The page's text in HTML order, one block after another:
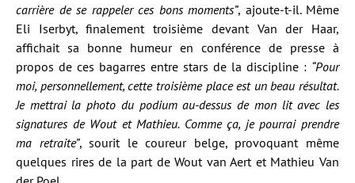
carrière de se rappeler ces bons moments”, ajoute-t-il. Même
Eli Iserbyt, finalement troisième devant Van der Haar,
affichait sa bonne humeur en conférence de presse à
propos de ces bagarres entre stars de la discipline : “Pour
moi, personnellement, cette troisième place est un beau résultat.
Je mettrai la photo du podium au-dessus de mon lit avec les
signatures de Wout et Mathieu. Comme ça, je pourrai prendre
ma retraite”, sourit le coureur belge, provoquant même
quelques rires de la part de Wout van Aert et Mathieu Van